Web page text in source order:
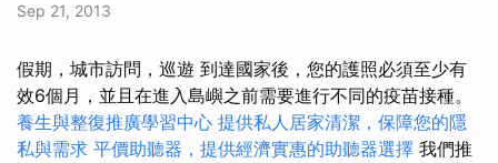
Sep 21, 2013
假期，城市訪問，巡遊 到達國家後，您的護照必須至少有
效6個月，並且在進入島嶼之前需要進行不同的疫苗接種。
養生與整復推廣學習中心 提供私人居家清潔，保障您的隱
私與需求 平價助聽器，提供經濟實惠的助聽器選擇 我們推